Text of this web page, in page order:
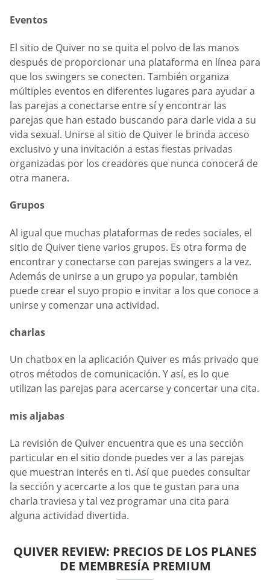
Eventos
El sitio de Quiver no se quita el polvo de las manos
después de proporcionar una plataforma en línea para
que los swingers se conecten. También organiza
múltiples eventos en diferentes lugares para ayudar a
las parejas a conectarse entre sí y encontrar las
parejas que han estado buscando para darle vida a su
vida sexual. Unirse al sitio de Quiver le brinda acceso
exclusivo y una invitación a estas fiestas privadas
organizadas por los creadores que nunca conocerá de
otra manera.
Grupos
Al igual que muchas plataformas de redes sociales, el
sitio de Quiver tiene varios grupos. Es otra forma de
encontrar y conectarse con parejas swingers a la vez.
Además de unirse a un grupo ya popular, también
puede crear el suyo propio e invitar a los que conoce a
unirse y comenzar una actividad.
charlas
Un chatbox en la aplicación Quiver es más privado que
otros métodos de comunicación. Y así, es lo que
utilizan las parejas para acercarse y concertar una cita.
mis aljabas
La revisión de Quiver encuentra que es una sección
particular en el sitio donde puedes ver a las parejas
que muestran interés en ti. Así que puedes consultar
la sección y acercarte a los que te gustan para una
charla traviesa y tal vez programar una cita para
alguna actividad divertida.
QUIVER REVIEW: PRECIOS DE LOS PLANES
DE MEMBRESÍA PREMIUM